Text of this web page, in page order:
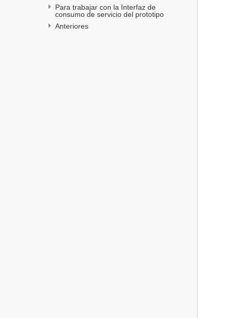
Para trabajar con la Interfaz de
consumo de servicio del prototipo
Anteriores